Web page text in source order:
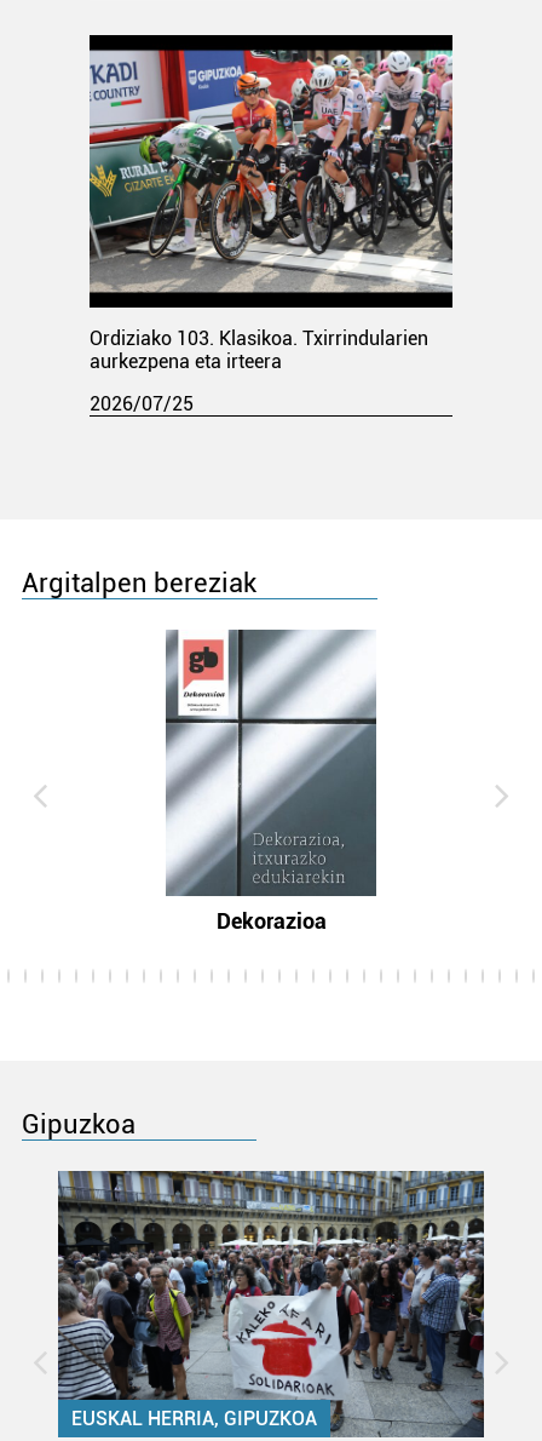
Ordiziako 103. Klasikoa. Txirrindularien
aurkezpena eta irteera
2026/07/25
Argitalpen bereziak
Dekorazioa
Gipuzkoa
EUSKAL HERRIA, GIPUZKOA